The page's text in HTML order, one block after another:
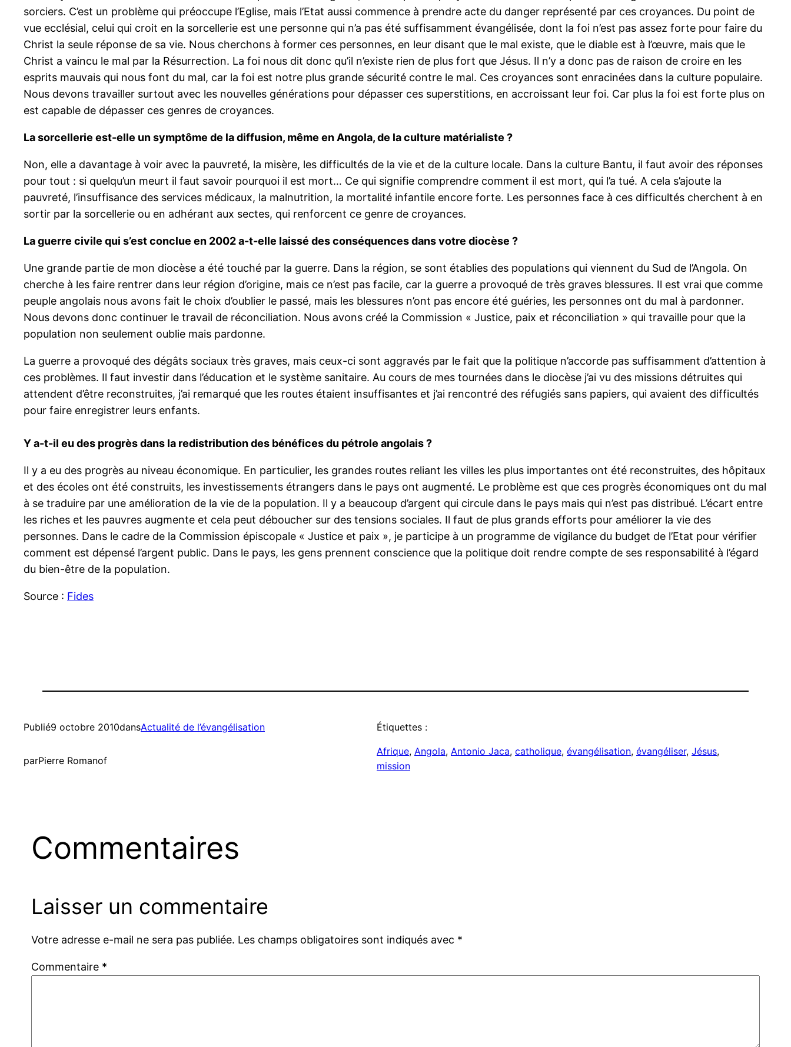
sorciers. C’est un problème qui préoccupe l’Eglise, mais l’Etat aussi commence à prendre acte du danger représenté par ces croyances. Du point de
vue ecclésial, celui qui croit en la sorcellerie est une personne qui n’a pas été suffisamment évangélisée, dont la foi n’est pas assez forte pour faire du
Christ la seule réponse de sa vie. Nous cherchons à former ces personnes, en leur disant que le mal existe, que le diable est à l’œuvre, mais que le
Christ a vaincu le mal par la Résurrection. La foi nous dit donc qu’il n’existe rien de plus fort que Jésus. Il n’y a donc pas de raison de croire en les
esprits mauvais qui nous font du mal, car la foi est notre plus grande sécurité contre le mal. Ces croyances sont enracinées dans la culture populaire.
Nous devons travailler surtout avec les nouvelles générations pour dépasser ces superstitions, en accroissant leur foi. Car plus la foi est forte plus on
est capable de dépasser ces genres de croyances.
La sorcellerie est-elle un symptôme de la diffusion, même en Angola, de la culture matérialiste ?
Non, elle a davantage à voir avec la pauvreté, la misère, les difficultés de la vie et de la culture locale. Dans la culture Bantu, il faut avoir des réponses
pour tout : si quelqu’un meurt il faut savoir pourquoi il est mort… Ce qui signifie comprendre comment il est mort, qui l’a tué. A cela s’ajoute la
pauvreté, l’insuffisance des services médicaux, la malnutrition, la mortalité infantile encore forte. Les personnes face à ces difficultés cherchent à en
sortir par la sorcellerie ou en adhérant aux sectes, qui renforcent ce genre de croyances.
La guerre civile qui s’est conclue en 2002 a-t-elle laissé des conséquences dans votre diocèse ?
Une grande partie de mon diocèse a été touché par la guerre. Dans la région, se sont établies des populations qui viennent du Sud de l’Angola. On
cherche à les faire rentrer dans leur région d’origine, mais ce n’est pas facile, car la guerre a provoqué de très graves blessures. Il est vrai que comme
peuple angolais nous avons fait le choix d’oublier le passé, mais les blessures n’ont pas encore été guéries, les personnes ont du mal à pardonner.
Nous devons donc continuer le travail de réconciliation. Nous avons créé la Commission « Justice, paix et réconciliation » qui travaille pour que la
population non seulement oublie mais pardonne.
La guerre a provoqué des dégâts sociaux très graves, mais ceux-ci sont aggravés par le fait que la politique n’accorde pas suffisamment d’attention à
ces problèmes. Il faut investir dans l’éducation et le système sanitaire. Au cours de mes tournées dans le diocèse j’ai vu des missions détruites qui
attendent d’être reconstruites, j’ai remarqué que les routes étaient insuffisantes et j’ai rencontré des réfugiés sans papiers, qui avaient des difficultés
pour faire enregistrer leurs enfants.
Y a-t-il eu des progrès dans la redistribution des bénéfices du pétrole angolais ?
Il y a eu des progrès au niveau économique. En particulier, les grandes routes reliant les villes les plus importantes ont été reconstruites, des hôpitaux
et des écoles ont été construits, les investissements étrangers dans le pays ont augmenté. Le problème est que ces progrès économiques ont du mal
à se traduire par une amélioration de la vie de la population. Il y a beaucoup d’argent qui circule dans le pays mais qui n’est pas distribué. L’écart entre
les riches et les pauvres augmente et cela peut déboucher sur des tensions sociales. Il faut de plus grands efforts pour améliorer la vie des
personnes. Dans le cadre de la Commission épiscopale « Justice et paix », je participe à un programme de vigilance du budget de l’Etat pour vérifier
comment est dépensé l’argent public. Dans le pays, les gens prennent conscience que la politique doit rendre compte de ses responsabilité à l’égard
du bien-être de la population.
Source : Fides
Publié9 octobre 2010dansActualité de l’évangélisation
parPierre Romanof
Étiquettes :
Afrique, Angola, Antonio Jaca, catholique, évangélisation, évangéliser, Jésus
mission
Commentaires
Laisser un commentaire
Votre adresse e-mail ne sera pas publiée. Les champs obligatoires sont indiqués avec *
Commentaire *